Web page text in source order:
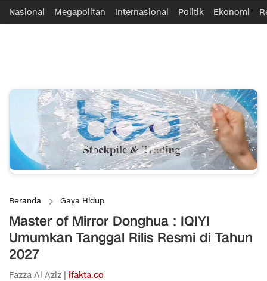
Nasional Megapolitan Internasional Politik Ekonomi
Beranda Gaya Hidup
Master of Mirror Donghua : IQIYI
Umumkan Tanggal Rilis Resmi di Tahun
2027
Fazza Al Aziz | ifakta.co